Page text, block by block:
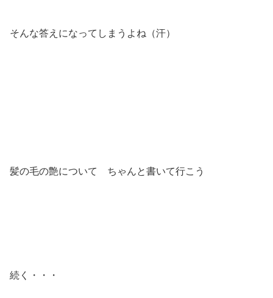
そんな答えになってしまうよね（汗）
髪の毛の艶について ちゃんと書いて行こう
続く・・・